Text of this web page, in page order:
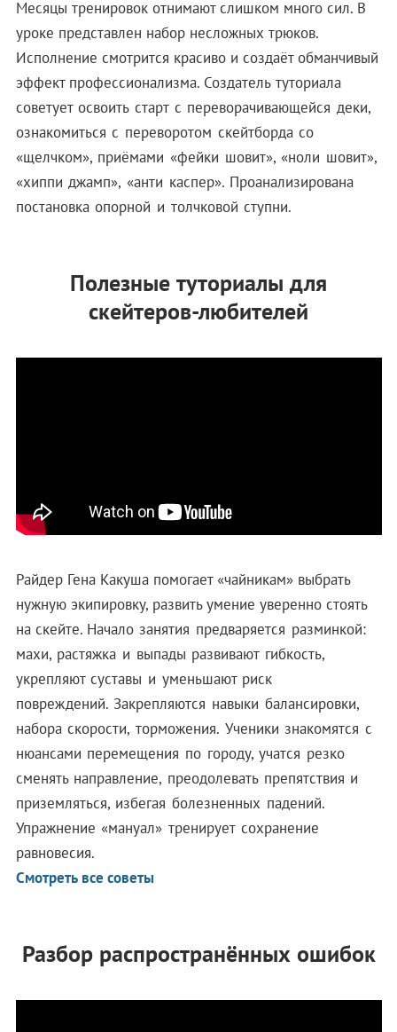
Месяцы тренировок отнимают слишком много сил. В
уроке представлен набор несложных трюков.
Исполнение смотрится красиво и создаёт обманчивый
эффект профессионализма. Создатель туториала
советует освоить старт с переворачивающейся деки,
ознакомиться с переворотом скейтборда со
«щелчком», приёмами «фейки шовит», «ноли шовит»,
«хиппи джамп», «анти каспер». Проанализирована
постановка опорной и толчковой ступни.
Полезные туториалы для
скейтеров-любителей
Райдер Гена Какуша помогает «чайникам» выбрать
нужную экипировку, развить умение уверенно стоять
на скейте. Начало занятия предваряется разминкой:
махи, растяжка и выпады развивают гибкость,
укрепляют суставы и уменьшают риск
повреждений. Закрепляются навыки балансировки,
набора скорости, торможения. Ученики знакомятся с
нюансами перемещения по городу, учатся резко
сменять направление, преодолевать препятствия и
приземляться, избегая болезненных падений.
Упражнение «мануал» тренирует сохранение
равновесия.
Смотреть все советы
Разбор распространённых ошибок